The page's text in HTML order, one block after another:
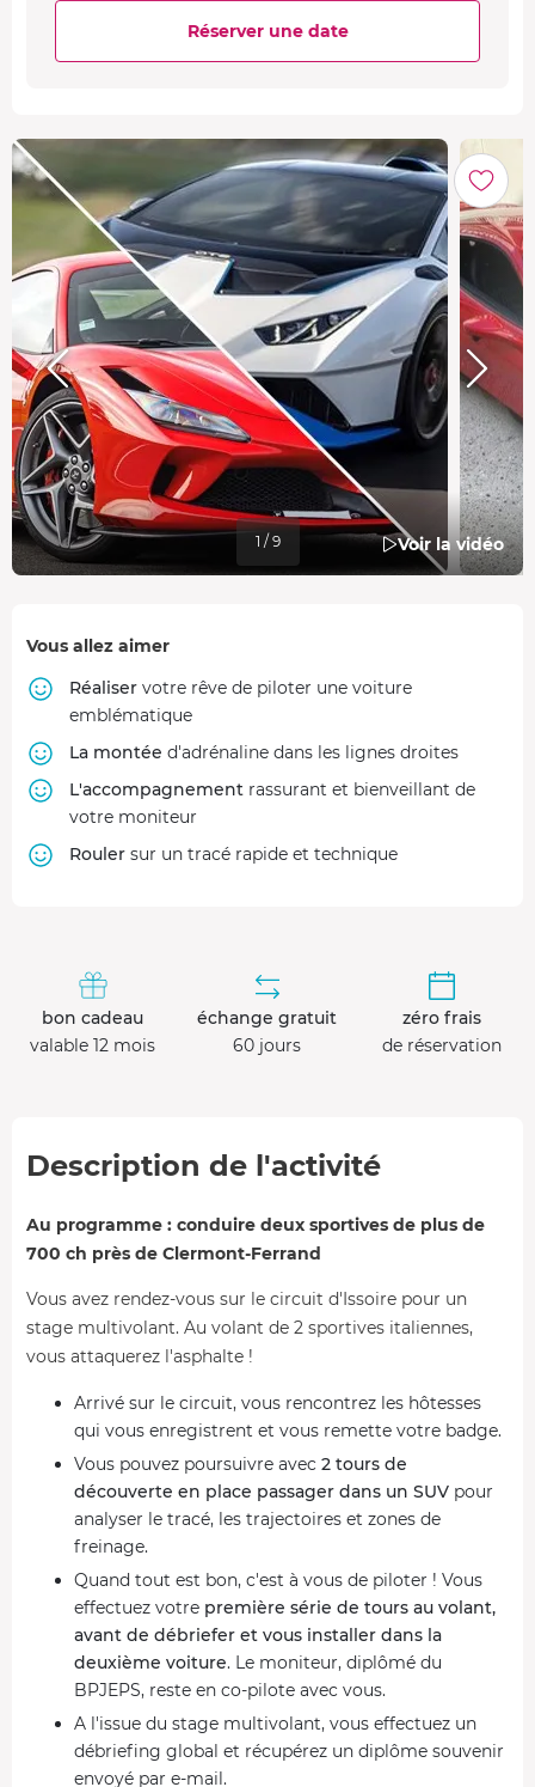
Réserver une date
Voir la vidéo
1 / 9
Vous allez aimer
Réaliser votre rêve de piloter une voiture
emblématique
La montée d'adrénaline dans les lignes droites
L'accompagnement rassurant et bienveillant de
votre moniteur
Rouler sur un tracé rapide et technique
bon cadeau
valable 12 mois
échange gratuit
60 jours
zéro frais
de réservation
Description de l'activité
Au programme : conduire deux sportives de plus de
700 ch près de Clermont-Ferrand
Vous avez rendez-vous sur le circuit d'Issoire pour un
stage multivolant. Au volant de 2 sportives italiennes,
vous attaquerez l'asphalte !
Arrivé sur le circuit, vous rencontrez les hôtesses
qui vous enregistrent et vous remette votre badge.
Vous pouvez poursuivre avec 2 tours de
découverte en place passager dans un SUV pour
analyser le tracé, les trajectoires et zones de
freinage.
Quand tout est bon, c'est à vous de piloter ! Vous
effectuez votre première série de tours au volant,
avant de débriefer et vous installer dans la
deuxième voiture. Le moniteur, diplômé du
BPJEPS, reste en co-pilote avec vous.
A l'issue du stage multivolant, vous effectuez un
débriefing global et récupérez un diplôme souvenir
envoyé par e-mail.